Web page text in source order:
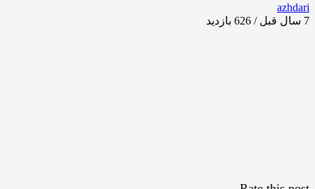
azhdari
7 سال قبل / 626
بازدید